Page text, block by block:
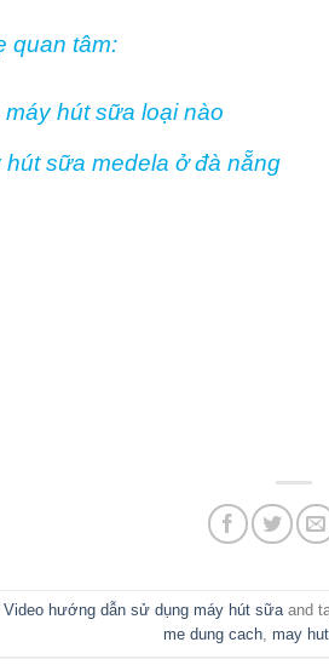
quan tâm:
hút sữa loại nào
hút sữa medela ở đà nẵng
Video hướng dẫn sử dụng máy hút sữaand
me dung cach,may